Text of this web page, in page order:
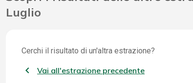
Luglio
Cerchi il risultato di un'altra estrazione?
Vai all'estrazione precedente